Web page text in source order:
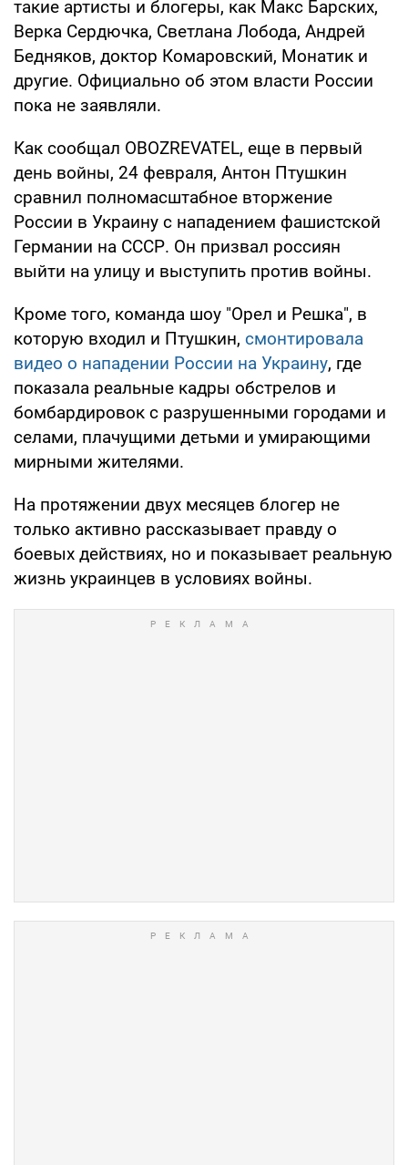
такие артисты и блогеры, как Макс Барских,
Верка Сердючка, Светлана Лобода, Андрей
Бедняков, доктор Комаровский, Монатик и
другие. Официально об этом власти России
пока не заявляли.
Как сообщал OBOZREVATEL, еще в первый
день войны, 24 февраля, Антон Птушкин
сравнил полномасштабное вторжение
России в Украину с нападением фашистской
Германии на СССР. Он призвал россиян
выйти на улицу и выступить против войны.
Кроме того, команда шоу "Орел и Решка", в
которую входил и Птушкин, смонтировала
видео о нападении России на Украину, где
показала реальные кадры обстрелов и
бомбардировок с разрушенными городами и
селами, плачущими детьми и умирающими
мирными жителями.
На протяжении двух месяцев блогер не
только активно рассказывает правду о
боевых действиях, но и показывает реальную
жизнь украинцев в условиях войны.